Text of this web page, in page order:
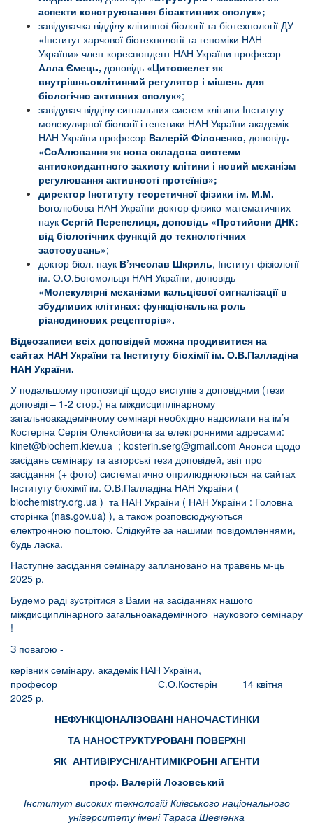
аспекти конструювання біоактивних сполук»;
завідувачка відділу клітинної біології та біотехнології ДУ
«Інститут харчової біотехнології та геноміки НАН
України» член-кореспондент НАН України професор
Алла Ємець, доповідь «Цитоскелет як
внутрішньоклітинний регулятор і мішень для
біологічно активних сполук»;
завідувач відділу сигнальних систем клітини Інституту
молекулярної біології і генетики НАН України академік
НАН України професор Валерій Філоненко, доповідь
«СоАлювання як нова складова системи
антиоксидантного захисту клітини і новий механізм
регулювання активності протеїнів»;
директор Інституту теоретичної фізики ім. М.М.
Боголюбова НАН України доктор фізико-математичних
наук Сергій Перепелиця, доповідь «Протийони ДНК:
від біологічних функцій до технологічних
застосувань»;
доктор біол. наук В’ячеслав Шкриль, Інститут фізіології
ім. О.О.Богомольця НАН України, доповідь
«Молекулярні механізми кальцієвої сигналізації в
збудливих клітинах: функціональна роль
ріанодинових рецепторів».
Відеозаписи всіх доповідей можна продивитися на
сайтах НАН України та Інституту біохімії ім. О.В.Палладіна
НАН України.
У подальшому пропозиції щодо виступів з доповідями (тези
доповіді – 1-2 стор.) на міждисциплінарному
загальноакадемічному семінарі необхідно надсилати на ім’я
Костеріна Сергія Олексійовича за електронними адресами:
kinet@biochem.kiev.ua ; kosterin.serg@gmail.com Анонси щодо
засідань семінару та авторські тези доповідей, звіт про
засідання (+ фото) систематично оприлюднюються на сайтах
Інституту біохімії ім. О.В.Палладіна НАН України (
biochemistry.org.ua ) та НАН України ( НАН України : Головна
сторінка (nas.gov.ua) ), а також розповсюджуються
електронною поштою. Слідкуйте за нашими повідомленнями,
будь ласка.
Наступне засідання семінару заплановано на травень м-ць
2025 р.
Будемо раді зустрітися з Вами на засіданнях нашого
міждисциплінарного загальноакадемічного наукового семінару
!
З повагою -
керівник семінару, академік НАН України,
професор С.О.Костерін 14 квітня
2025 р.
НЕФУНКЦІОНАЛІЗОВАНІ НАНОЧАСТИНКИ
ТА НАНОСТРУКТУРОВАНІ ПОВЕРХНІ
ЯК АНТИВІРУСНІ/АНТИМІКРОБНІ АГЕНТИ
проф. Валерій Лозовський
Інститут високих технологій Київського національного
університету імені Тараса Шевченка